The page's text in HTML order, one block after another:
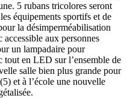
5 rubans tricolores seront
équipements sportifs et de
la désimperméabilisation
aux personnes
un lampadaire pour
en LED sur l’ensemble de
salle bien plus grande pour
et à l’école une nouvelle